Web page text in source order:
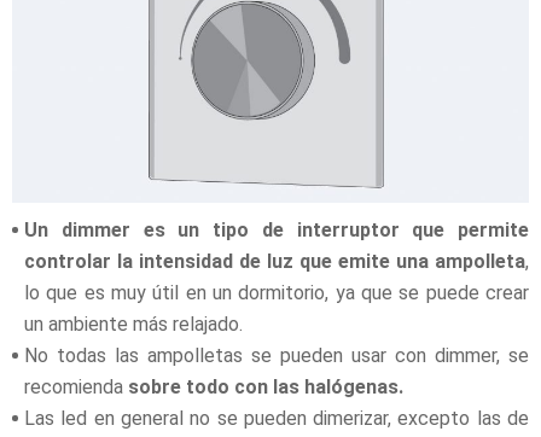
Un dimmer es un tipo de interruptor que permite
controlar la intensidad de luz que emite una ampolleta,
lo que es muy útil en un dormitorio, ya que se puede crear
un ambiente más relajado.
No todas las ampolletas se pueden usar con dimmer, se
recomienda sobre todo con las halógenas.
Las led en general no se pueden dimerizar, excepto las de